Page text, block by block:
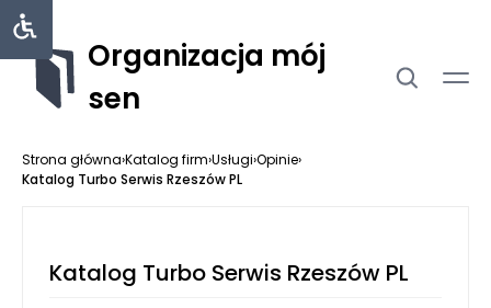
Organizacja mój
sen
Strona główna›Katalog firm›Usługi›Opinie›
Katalog Turbo Serwis Rzeszów PL
Katalog Turbo Serwis Rzeszów PL